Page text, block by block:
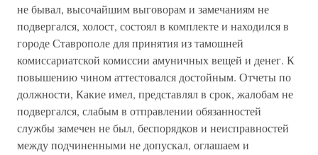
не бывал, высочайшим выговорам и замечаниям не
подвергался, холост, состоял в комплекте и находился в
городе Ставрополе для принятия из тамошней
комиссариатской комиссии амуничных вещей и денег. К
повышению чином аттестовался достойным. Отчеты по
должности, Какие имел, представлял в срок, жалобам не
подвергался, слабым в отправлении обязанностей
службы замечен не был, беспорядков и неисправностей
между подчиненными не допускал, оглашаем и